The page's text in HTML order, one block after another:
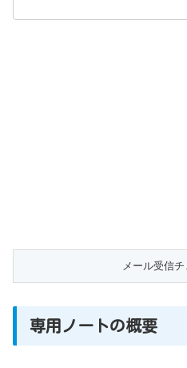
専用ノートの概要